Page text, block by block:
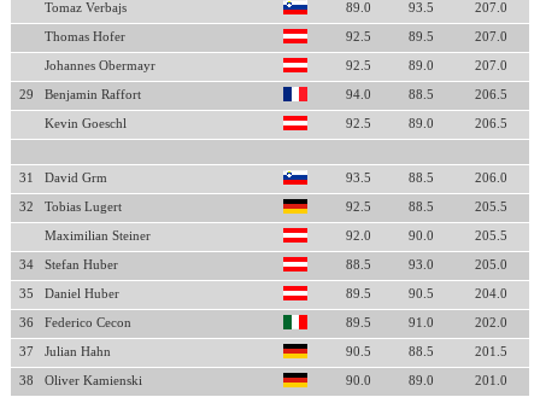
Tomaz Verbajs 89.0 93.5 207.0
Thomas Hofer 92.5 89.5 207.0
Johannes Obermayr 92.5 89.0 207.0
29 Benjamin Raffort 94.0 88.5 206.5
Kevin Goeschl 92.5 89.0 206.5
31 David Grm 93.5 88.5 206.0
32 Tobias Lugert 92.5 88.5 205.5
Maximilian Steiner 92.0 90.0 205.5
34 Stefan Huber 88.5 93.0 205.0
35 Daniel Huber 89.5 90.5 204.0
36 Federico Cecon 89.5 91.0 202.0
37 Julian Hahn 90.5 88.5 201.5
38 Oliver Kamienski 90.0 89.0 201.0